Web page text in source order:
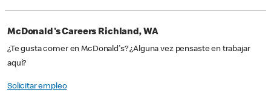
McDonald's Careers Richland, WA
¿Te gusta comer en McDonald's? ¿Alguna vez pensaste en trabajar
aquí?
Solicitar empleo